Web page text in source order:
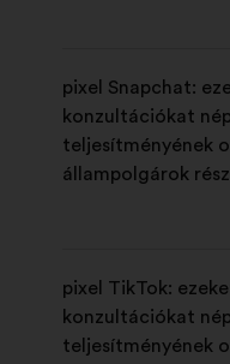
pixel Snapchat:
konzultációkat
teljesítményének
állampolgárok
pixel TikTok:
konzultációkat
teljesítményének